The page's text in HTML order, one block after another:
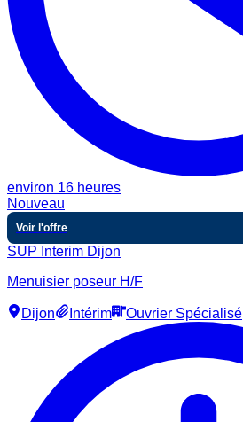
environ 16 heures
Nouveau
Voir l'offre
SUP Interim Dijon
Menuisier poseur H/F
Dijon Intérim Ouvrier Spécialisé